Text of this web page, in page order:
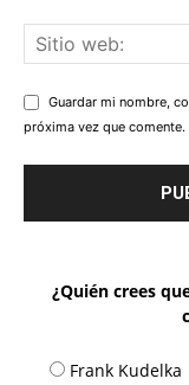
Guardar mi nombre,
próxima vez que comente.
¿Quién crees
Frank Kudelka